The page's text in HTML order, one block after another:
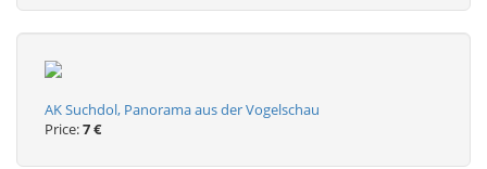
AK Suchdol, Panorama aus der Vogelschau
Price:7 €